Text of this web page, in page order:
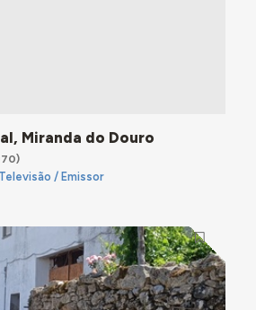
Miranda do Douro
/ Emissor